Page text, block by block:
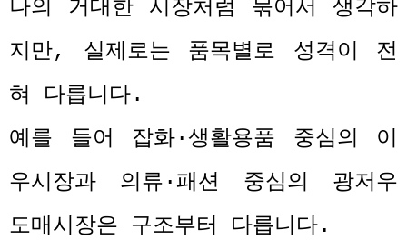
나의 거대한 시장처럼 묶어서 생각하
지만, 실제로는 품목별로 성격이 전
혀 다릅니다.
예를 들어 잡화·생활용품 중심의 이
우시장과 의류 · 패션 중심의 광저우
도매시장은 구조부터 다릅니다.